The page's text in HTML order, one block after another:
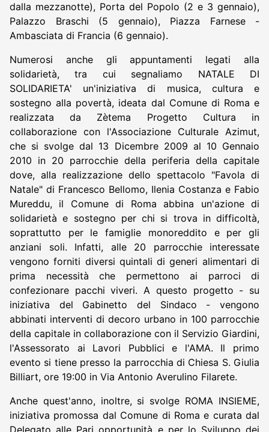
dalla mezzanotte), Porta del Popolo (2 e 3 gennaio),
Palazzo Braschi (5 gennaio), Piazza Farnese -
Ambasciata di Francia (6 gennaio).
Numerosi anche gli appuntamenti legati alla
solidarietà, tra cui segnaliamo NATALE DI
SOLIDARIETA' un'iniziativa di musica, cultura e
sostegno alla povertà, ideata dal Comune di Roma e
realizzata da Zètema Progetto Cultura in
collaborazione con l'Associazione Culturale Azimut,
che si svolge dal 13 Dicembre 2009 al 10 Gennaio
2010 in 20 parrocchie della periferia della capitale
dove, alla realizzazione dello spettacolo "Favola di
Natale" di Francesco Bellomo, Ilenia Costanza e Fabio
Mureddu, il Comune di Roma abbina un'azione di
solidarietà e sostegno per chi si trova in difficoltà,
soprattutto per le famiglie monoreddito e per gli
anziani soli. Infatti, alle 20 parrocchie interessate
vengono forniti diversi quintali di generi alimentari di
prima necessità che permettono ai parroci di
confezionare pacchi viveri. A questo progetto - su
iniziativa del Gabinetto del Sindaco - vengono
abbinati interventi di decoro urbano in 100 parrocchie
della capitale in collaborazione con il Servizio Giardini,
l'Assessorato ai Lavori Pubblici e l'AMA. Il primo
evento si tiene presso la parrocchia di Chiesa S. Giulia
Billiart, ore 19:00 in Via Antonio Averulino Filarete.
Anche quest'anno, inoltre, si svolge ROMA INSIEME,
iniziativa promossa dal Comune di Roma e curata dal
Delegato alle Pari opportunità e per lo Sviluppo dei